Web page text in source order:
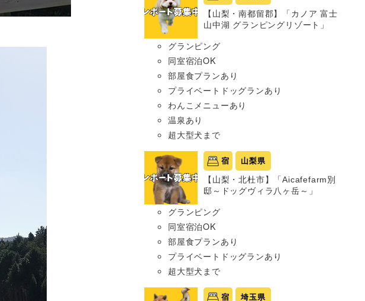
【山梨・南都留郡】「カノア 富士
山中湖 グランピングリゾート」
グランピング
同室宿泊OK
部屋食プランあり
プライベートドッグランあり
わんこメニューあり
温泉あり
超大型犬まで
宿 山梨県
【山梨・北杜市】「Aicafefarm別
邸～ドッグヴィラ八ヶ岳～」
グランピング
同室宿泊OK
部屋食プランあり
プライベートドッグランあり
超大型犬まで
宿 埼玉県